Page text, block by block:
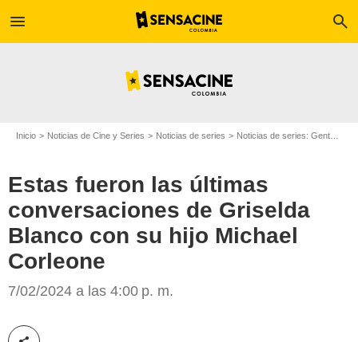
menu search
Inicio Noticias de Cine y Series Noticias de series Noticias de series: Gente
Estas fueron las últimas
conversaciones de Griselda
Blanco con su hijo Michael
Corleone
7/02/2024 a las 4:00 p. m.